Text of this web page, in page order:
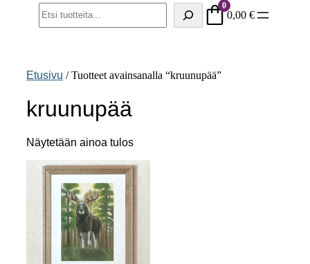
0
0,00€
Etusivu / Tuotteet avainsanalla “kruunupää”
kruunupää
Näytetään ainoa tulos